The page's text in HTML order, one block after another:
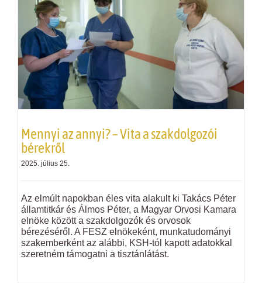
Mennyi az annyi? – Vita a szakdolgozói
bérekről
2025. július 25.
Az elmúlt napokban éles vita alakult ki Takács Péter
államtitkár és Álmos Péter, a Magyar Orvosi Kamara
elnöke között a szakdolgozók és orvosok
bérezéséről. A FESZ elnökeként, munkatudományi
szakemberként az alábbi, KSH-tól kapott adatokkal
szeretném támogatni a tisztánlátást.